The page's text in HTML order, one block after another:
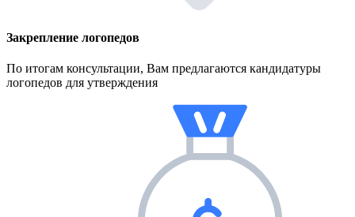
Закрепление логопедов
По итогам консультации, Вам предлагаются кандидатуры
логопедов для утверждения